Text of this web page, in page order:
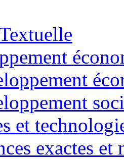
et
exactes et